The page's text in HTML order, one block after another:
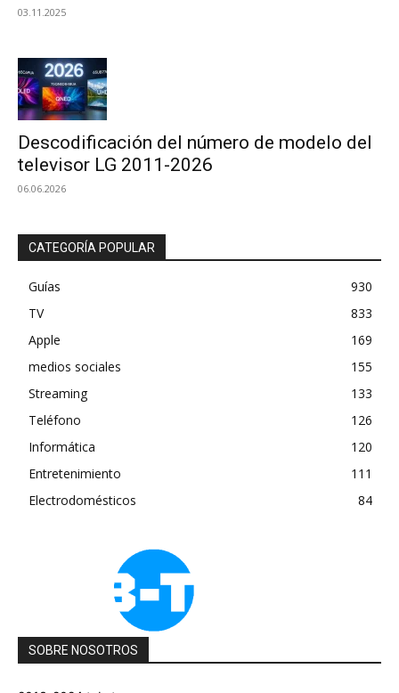
03.11.2025
Descodificación del número de modelo del
televisor LG 2011-2026
06.06.2026
CATEGORÍA POPULAR
Guías
930
TV
833
Apple
169
medios sociales
155
Streaming
133
Teléfono
126
Informática
120
Entretenimiento
111
Electrodomésticos
84
SOBRE NOSOTROS